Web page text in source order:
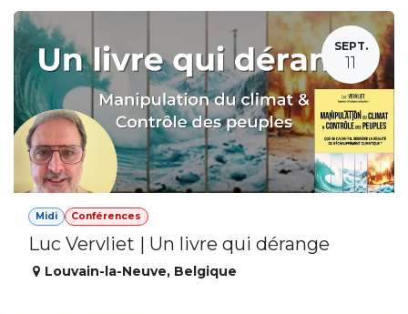
SEPT.
11
Midi Conférences
Luc Vervliet | Un livre qui dérange
Louvain-la-Neuve, Belgique